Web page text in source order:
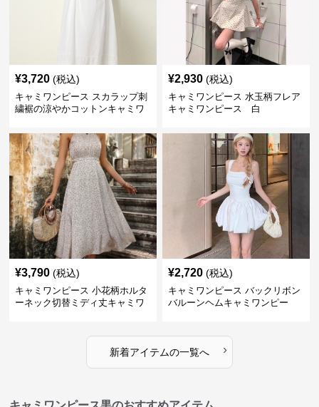
¥3,720 (税込)
キャミワンピース スカラップ刺
繍裾の涼やかコットンキャミワ
¥2,930 (税込)
キャミワンピース 水玉柄フレア
キャミワンピース 白
¥3,790 (税込)
キャミワンピース 小花柄ホルタ
ーネック切替ミディ丈キャミワ
¥2,720 (税込)
キャミワンピース バックリボン
バルーンヘムキャミワンピー
新着アイテムの一覧へ ›